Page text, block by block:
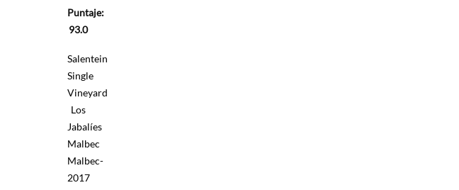
de
Puntaje:
93.0
Salentein
Single
Vineyard
Los
Jabalíes
Malbec
Malbec-
2017